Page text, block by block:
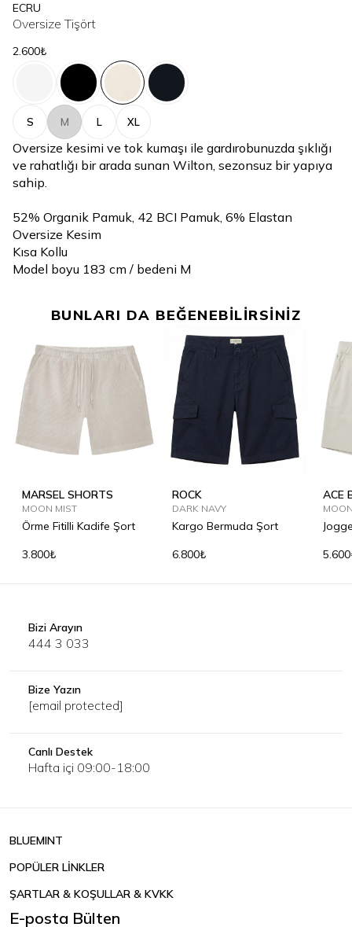
ECRU
Oversize Tişört
2.600₺
S M L XL
Oversize kesimi ve tok kumaşı ile gardırobunuzda şıklığı
ve rahatlığı bir arada sunan Wilton, sezonsuz bir yapıya
sahip.
52% Organik Pamuk, 42 BCI Pamuk, 6% Elastan
Oversize Kesim
Kısa Kollu
Model boyu 183 cm / bedeni M
BUNLARI DA BEĞENEBİLİRSİNİZ
MARSEL SHORTS
MOON MIST
Örme Fitilli Kadife Şort
3.800₺
ROCK
DARK NAVY
Kargo Bermuda Şort
6.800₺
ACE
Bizi Arayın
444 3 033
Bize Yazın
[email protected]
Canlı Destek
Hafta içi 09:00-18:00
BLUEMINT
POPÜLER LİNKLER
ŞARTLAR & KOŞULLAR & KVKK
E-posta Bülten